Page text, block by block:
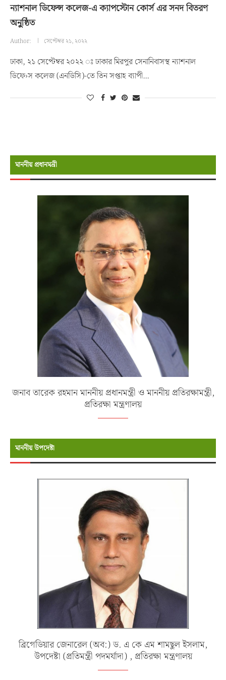
ন্যাশনাল ডিফেন্স কলেজ-এ ক্যাপস্টোন কোর্স এর সনদ বিতরণ
অনুুষ্ঠিত
Author: সেপ্টেম্বর ২১, ২০২২
ঢাকা, ২১ সেপ্টেম্বর ২০২২ ঃ ঢাকার মিরপুর সেনানিবাসস্থ ন্যাশনাল
ডিফে›স কলেজ (এনডিসি)-তে তিন সপ্তাহ ব্যাপী…
মাননীয় প্রধানমন্রী
জনাব তারেক রহমান মাননীয় প্রধানমন্ত্রী ও মাননীয় প্রতিরক্ষামন্ত্রী,
প্রতিরক্ষা মন্ত্রণালয়
মাননীয় উপদেষ্টা
ব্রিগেডিয়ার জেনারেল (অব:) ড. এ কে এম শামছুল ইসলাম,
উপদেষ্টা (প্রতিমন্ত্রী পদমর্যাদা) , প্রতিরক্ষা মন্ত্রণালয়